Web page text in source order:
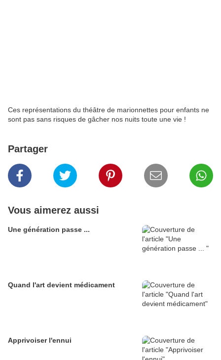
Ces représentations du théâtre de marionnettes pour enfants ne
sont pas sans risques de gâcher nos nuits toute une vie !
Partager
Vous aimerez aussi
Une génération passe ...
Quand l'art devient médicament
Apprivoiser l'ennui